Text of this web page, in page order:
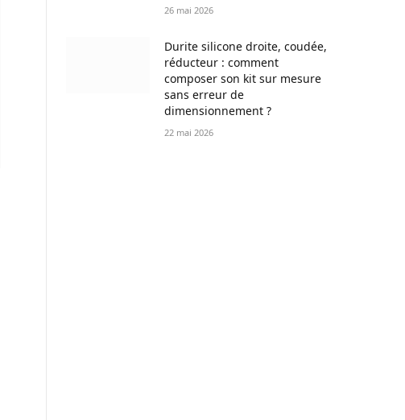
26 mai 2026
Durite silicone droite, coudée,
réducteur : comment
composer son kit sur mesure
sans erreur de
dimensionnement ?
22 mai 2026